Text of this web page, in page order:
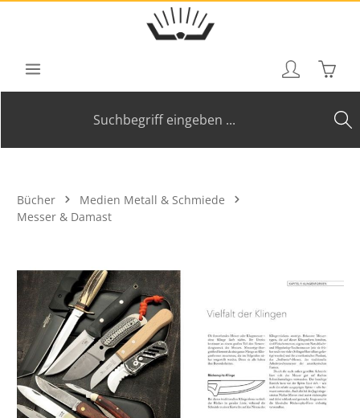
Zum Hauptinhalt springen
Bücher
Medien Metall & Schmiede
Messer & Damast